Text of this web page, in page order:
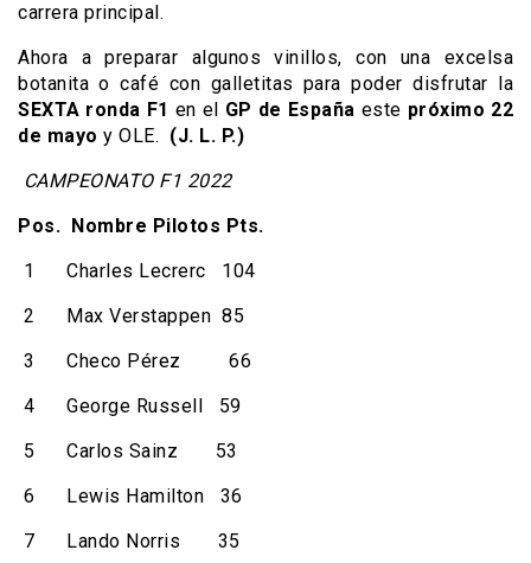
carrera principal.
Ahora a preparar algunos vinillos, con una excelsa
botanita o café con galletitas para poder disfrutar la
SEXTA ronda F1 en el GP de España este próximo 22
de mayo y OLE. (J. L. P.)
CAMPEONATO F1 2022
Pos. Nombre Pilotos Pts.
1 Charles Lecrerc 104
2 Max Verstappen 85
3 Checo Pérez 66
4 George Russell 59
5 Carlos Sainz 53
6 Lewis Hamilton 36
7 Lando Norris 35